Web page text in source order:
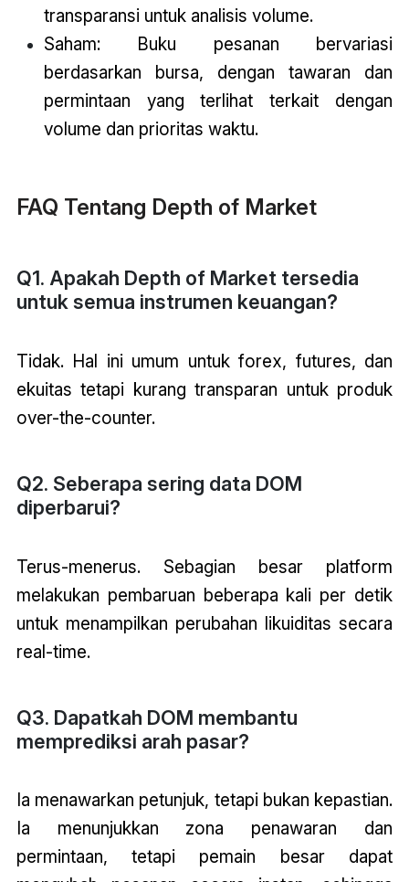
transparansi untuk analisis volume.
Saham: Buku pesanan bervariasi
berdasarkan bursa, dengan tawaran dan
permintaan yang terlihat terkait dengan
volume dan prioritas waktu.
FAQ Tentang Depth of Market
Q1. Apakah Depth of Market tersedia
untuk semua instrumen keuangan?
Tidak. Hal ini umum untuk forex, futures, dan
ekuitas tetapi kurang transparan untuk produk
over-the-counter.
Q2. Seberapa sering data DOM
diperbarui?
Terus-menerus. Sebagian besar platform
melakukan pembaruan beberapa kali per detik
untuk menampilkan perubahan likuiditas secara
real-time.
Q3. Dapatkah DOM membantu
memprediksi arah pasar?
Ia menawarkan petunjuk, tetapi bukan kepastian.
Ia menunjukkan zona penawaran dan
permintaan, tetapi pemain besar dapat